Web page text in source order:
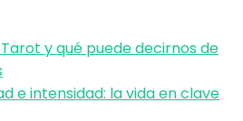
y qué puede decirnos de
e intensidad: la vida en clave